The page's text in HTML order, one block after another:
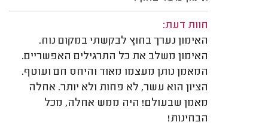
חוות דעת:
האימון נערך בחוץ לבקשתי במקום נוח.
האימון משלב את כל התרגילים האפשריים.
המאמן נותן מעצמו מאוד והיחס חם ועוטף.
הציון הוא עשר, לא פחות ולא יותר. אחלה
מאמן שבעולם! היה ממש אחלה, מכל
הבחינות!